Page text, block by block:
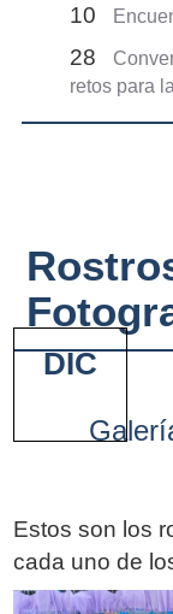
10
28
retos para
Estos son los
cada uno de
DIC